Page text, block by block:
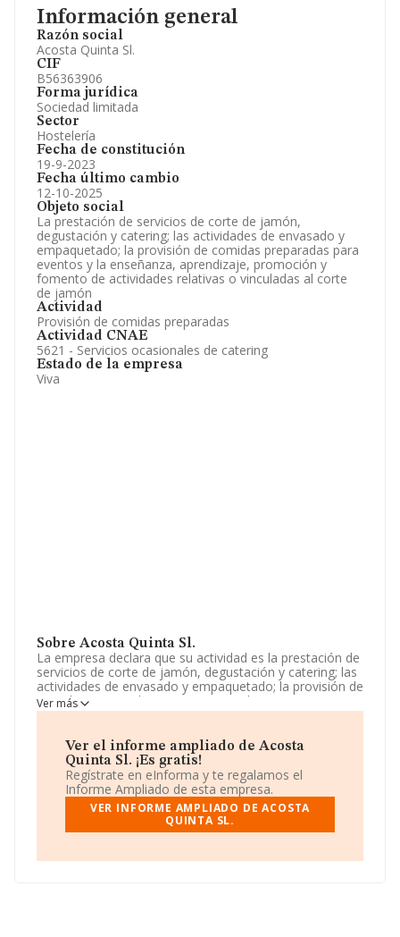
Información general
Razón social
Acosta Quinta Sl.
CIF
B56363906
Forma jurídica
Sociedad limitada
Sector
Hostelería
Fecha de constitución
19-9-2023
Fecha último cambio
12-10-2025
Objeto social
La prestación de servicios de corte de jamón,
degustación y catering; las actividades de envasado y
empaquetado; la provisión de comidas preparadas para
eventos y la enseñanza, aprendizaje, promoción y
fomento de actividades relativas o vinculadas al corte
de jamón
Actividad
Provisión de comidas preparadas
Actividad CNAE
5621 - Servicios ocasionales de catering
Estado de la empresa
Viva
Sobre Acosta Quinta Sl.
La empresa declara que su actividad es la prestación de
servicios de corte de jamón, degustación y catering; las
actividades de envasado y empaquetado; la provisión de
comidas preparadas para eventos y la enseñanza,
aprendizaje, promoción y fomento de actividades
está registrada como Sociedad Limitada. La actividad de
referencia CNAE corresponde a 'Provisión de comidas
preparadas para eventos', cuyo Código es 5621. La
compañía no tiene actividad en mercados exteriores.
Su email esadministración@raquelacosta.es
domicilio fiscal en Calle Flora Tristan núm. 5 Piso 8 B,
Ver más
Ver el informe ampliado de Acosta
Quinta Sl. ¡Es gratis!
Regístrate en eInforma y te regalamos el
Informe Ampliado de esta empresa.
VER INFORME AMPLIADO DE ACOSTA
QUINTA SL.
Información oficial y registral complementaria.